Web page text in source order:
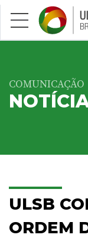
Saltar para
COMUNICAÇÃO
ULSB
ORDEM